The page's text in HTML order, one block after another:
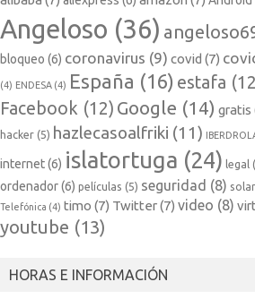
Angeloso (36)
bloqueo (6) coronavirus (9) covid (7)
(4) ENDESA (4) España (16) estafa
Facebook (12) Google (14) gratis
hacker (5) hazlecasoalfriki (11)
internet(6) islatortuga (24) legal
ordenador(6) películas (5) seguridad (8) solar
Telefónica (4) timo (7) Twitter(7) video (8)
youtube (13)
HORAS E INFORMACIÓN